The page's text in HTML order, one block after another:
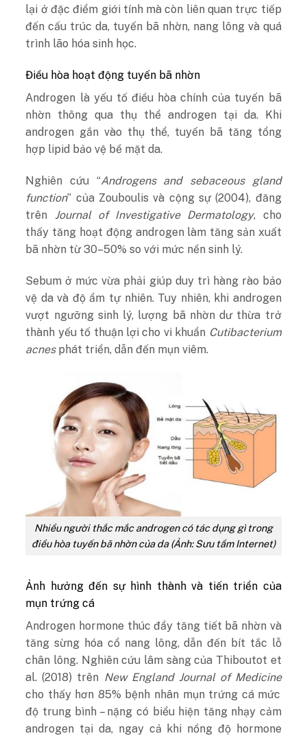
lại ở đặc điểm giới tính mà còn liên quan trực tiếp
đến cấu trúc da, tuyến bã nhờn, nang lông và quá
trình lão hóa sinh học.
Điều hòa hoạt động tuyến bã nhờn
Androgen là yếu tố điều hòa chính của tuyến bã
nhờn thông qua thụ thể androgen tại da. Khi
androgen gắn vào thụ thể, tuyến bã tăng tổng
hợp lipid bảo vệ bề mặt da.
Nghiên cứu “Androgens and sebaceous gland
function” của Zouboulis và cộng sự (2004), đăng
trên Journal of Investigative Dermatology, cho
thấy tăng hoạt động androgen làm tăng sản xuất
bã nhờn từ 30–50% so với mức nền sinh lý.
Sebum ở mức vừa phải giúp duy trì hàng rào bảo
vệ da và độ ẩm tự nhiên. Tuy nhiên, khi androgen
vượt ngưỡng sinh lý, lượng bã nhờn dư thừa trở
thành yếu tố thuận lợi cho vi khuẩn Cutibacterium
acnesphát triển, dẫn đến mụn viêm.
Nhiều người thắc mắc androgen có tác dụng gì trong
điều hòa tuyến bã nhờn của da (Ảnh: Sưu tầm Internet)
Ảnh hưởng đến sự hình thành và tiến triển của
mụn trứng cá
Androgen hormone thúc đẩy tăng tiết bã nhờn và
tăng sừng hóa cổ nang lông, dẫn đến bít tắc lỗ
chân lông. Nghiên cứu lâm sàng của Thiboutot et
al. (2018) trên New England Journal of Medicine
cho thấy hơn 85% bệnh nhân mụn trứng cá mức
độ trung bình – nặng có biểu hiện tăng nhạy cảm
androgen tại da, ngay cả khi nồng độ hormone